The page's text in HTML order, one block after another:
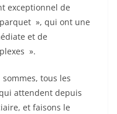
exceptionnel de
», qui ont une
et de
».
tous les
attendent depuis
et faisons le